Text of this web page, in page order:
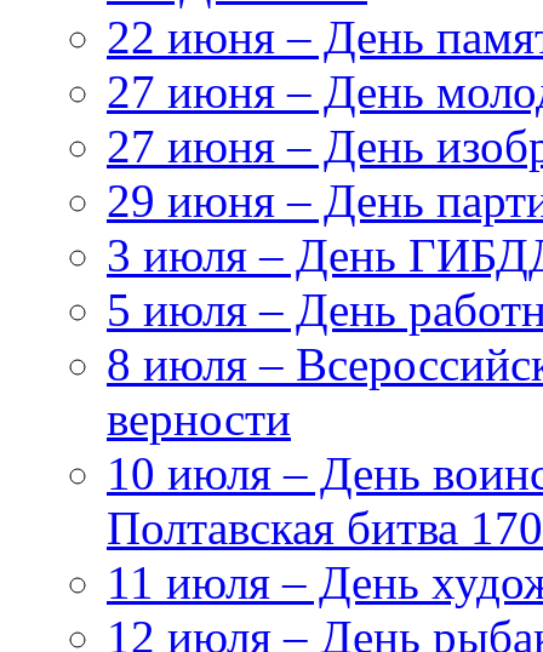
22 июня – День
27 июня – День
27 июня – День
29 июня – День
3 июля – День
5 июля – День
8 июля –
верности
10 июля – День
Полтавская битва
11 июля – День
12 июля – День